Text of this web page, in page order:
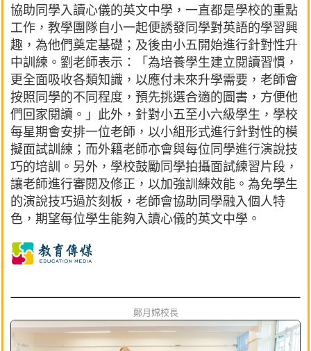
協助同學入讀心儀的英文中學，一直都是學校的重點
工作，教學團隊自小一起便誘發同學對英語的學習興
趣，為他們奠定基礎；及後由小五開始進行針對性升
中訓練。劉老師表示：「為培養學生建立閱讀習慣，
更全面吸收各類知識，以應付未來升學需要，老師會
按照同學的不同程度，預先挑選合適的圖書，方便他
們回家閱讀。」此外，針對小五至小六級學生，學校
每星期會安排一位老師，以小組形式進行針對性的模
擬面試訓練；而外籍老師亦會與每位同學進行演說技
巧的培訓。另外，學校鼓勵同學拍攝面試練習片段，
讓老師進行審閱及修正，以加強訓練效能。為免學生
的演說技巧過於刻板，老師會協助同學融入個人特
色，期望每位學生能夠入讀心儀的英文中學。
鄭月嫦校長